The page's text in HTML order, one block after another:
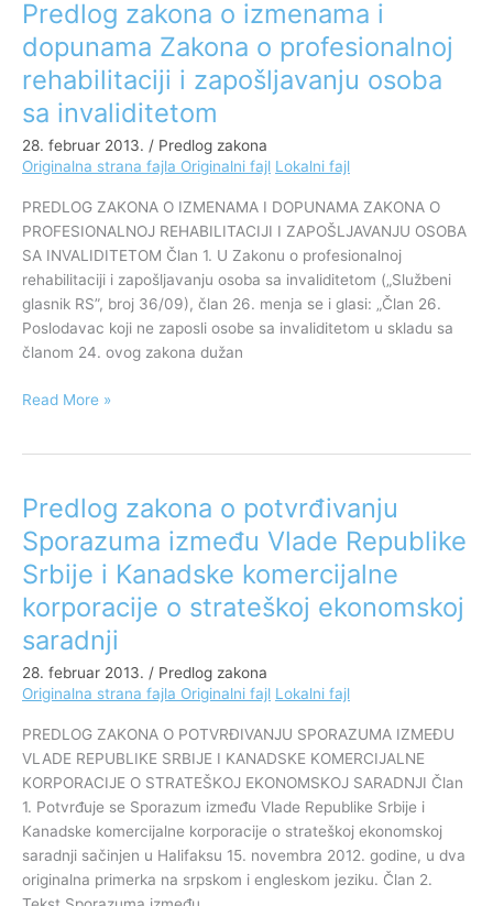
Predlog zakona o izmenama i
dopunama Zakona o profesionalnoj
rehabilitaciji i zapošljavanju osoba
sa invaliditetom
28. februar 2013. / Predlog zakona
Originalna strana fajla Originalni fajl Lokalni fajl
PREDLOG ZAKONA O IZMENAMA I DOPUNAMA ZAKONA O
PROFESIONALNOJ REHABILITACIJI I ZAPOŠLJAVANJU OSOBA
SA INVALIDITETOM Član 1. U Zakonu o profesionalnoj
rehabilitaciji i zapošljavanju osoba sa invaliditetom („Službeni
glasnik RS”, broj 36/09), član 26. menja se i glasi: „Član 26.
Poslodavac koji ne zaposli osobe sa invaliditetom u skladu sa
članom 24. ovog zakona dužan
Predlog
zakona
o
izmenama
Zakona
o
profesionalnoj
rehabilitaciji
i
zapošljavanju
osoba
sa
invaliditetom
Read More »
Predlog zakona o potvrđivanju
Sporazuma između Vlade Republike
Srbije i Kanadske komercijalne
korporacije o strateškoj ekonomskoj
saradnji
28. februar 2013. / Predlog zakona
Originalna strana fajla Originalni fajl Lokalni fajl
PREDLOG ZAKONA O POTVRĐIVANJU SPORAZUMA IZMEĐU
VLADE REPUBLIKE SRBIJE I KANADSKE KOMERCIJALNE
KORPORACIJE O STRATEŠKOJ EKONOMSKOJ SARADNJI Član
1. Potvrđuje se Sporazum između Vlade Republike Srbije i
Kanadske komercijalne korporacije o strateškoj ekonomskoj
saradnji sačinjen u Halifaksu 15. novembra 2012. godine, u dva
originalna primerka na srpskom i engleskom jeziku. Član 2.
Predlog
zakona
o
potvrđivanju
Sporazuma
između
Vlade
Republike
Srbije
Kanadske
komercijalne
korporacije
o
strateškoj
ekonomskoj
saradnji